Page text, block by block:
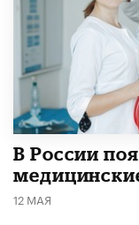
В России
12 МАЯ